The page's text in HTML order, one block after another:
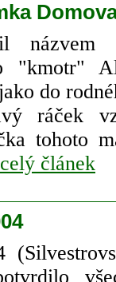
"kmotr"
do
ráček
tohoto
celý článek